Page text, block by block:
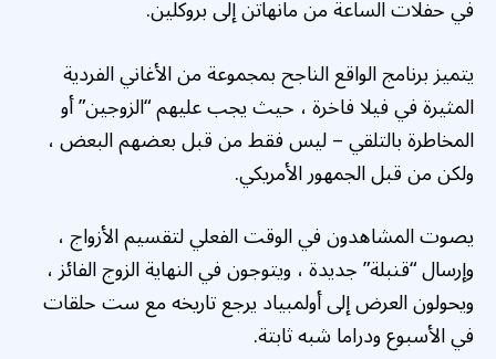
في حفلات الساعة من مانهاتن إلى بروكلين.
يتميز برنامج الواقع الناجح بمجموعة من الأغاني الفردية
المثيرة في فيلا فاخرة ، حيث يجب عليهم “الزوجين” أو
المخاطرة بالتلقي – ليس فقط من قبل بعضهم البعض ،
ولكن من قبل الجمهور الأمريكي.
يصوت المشاهدون في الوقت الفعلي لتقسيم الأزواج ،
وإرسال “قنبلة” جديدة ، ويتوجون في النهاية الزوج الفائز ،
ويحولون العرض إلى أولمبياد يرجع تاريخه مع ست حلقات
في الأسبوع ودراما شبه ثابتة.